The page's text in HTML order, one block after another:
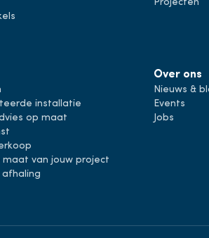
installatie
op maat
maat van jouw project
afhaling
Over ons
Nieuws &
Events
Jobs